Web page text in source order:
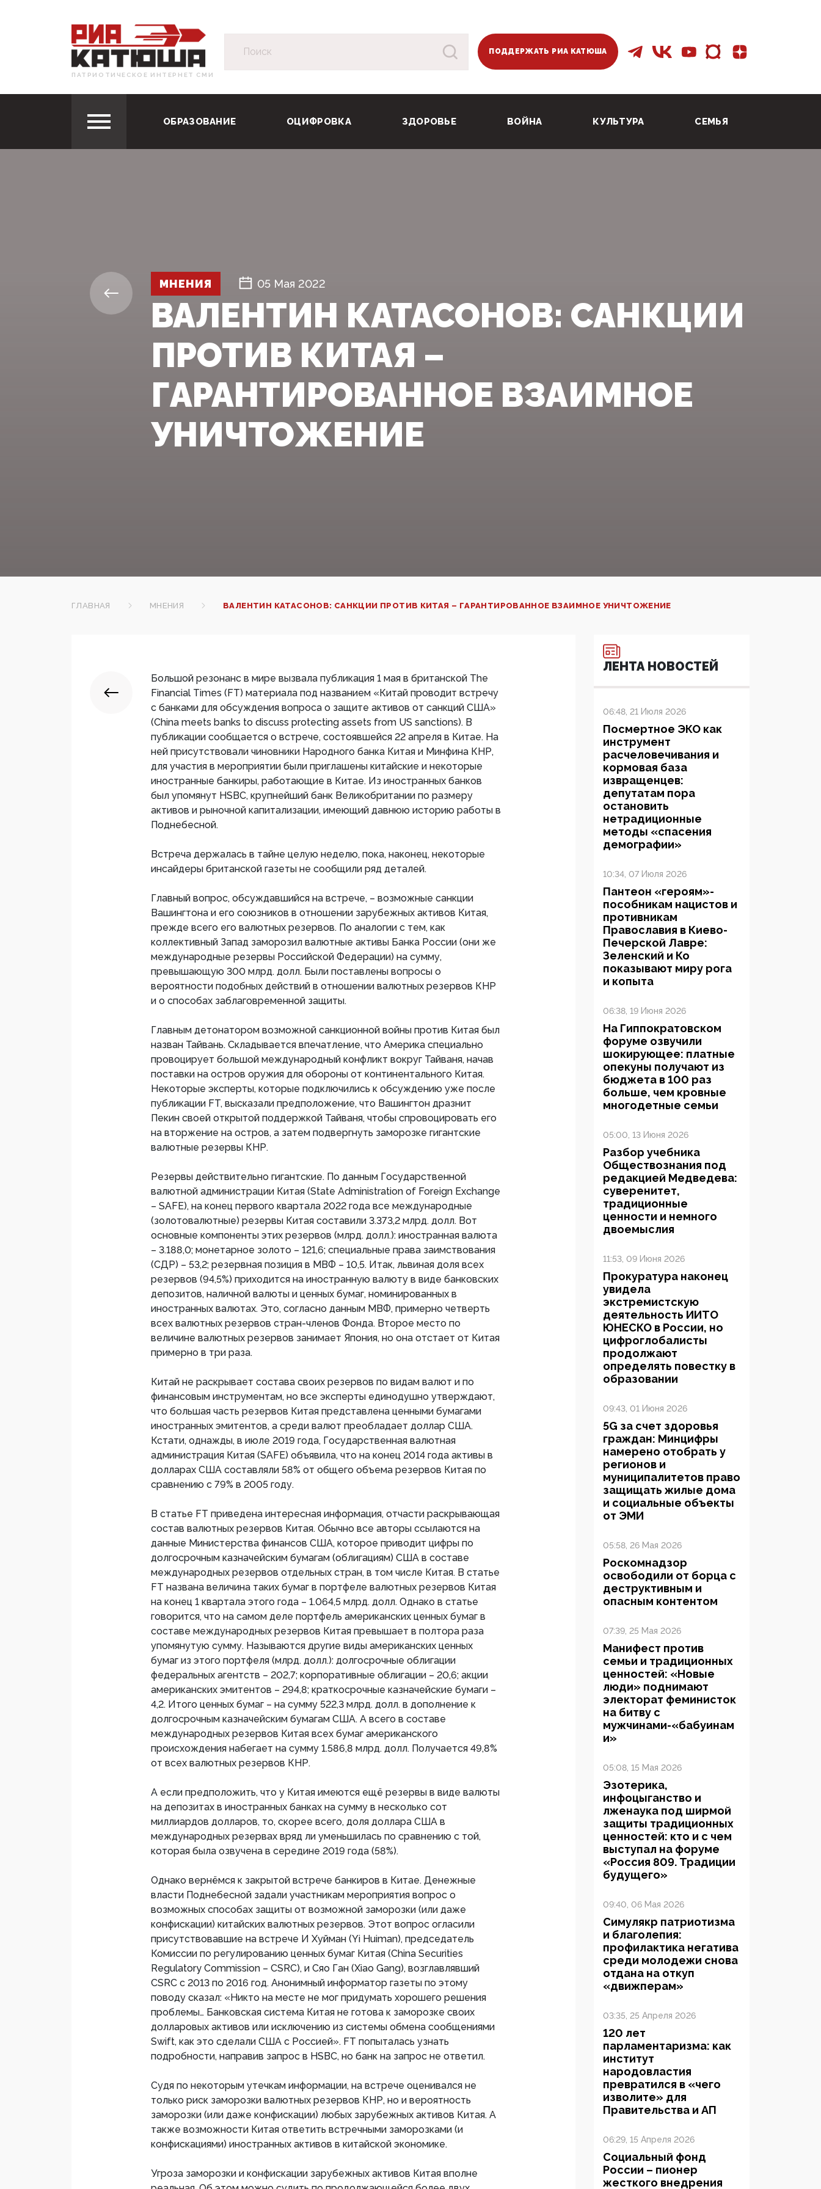
ПАТРИОТИЧЕСКОЕ ИНТЕРНЕТ СМИ
ПОДДЕРЖАТЬ РИА КАТЮША
ОБРАЗОВАНИЕ ОЦИФРОВКА ЗДОРОВЬЕ ВОЙНА КУЛЬТУРА СЕМЬЯ
МНЕНИЯ 05 Мая 2022
ВАЛЕНТИН КАТАСОНОВ: САНКЦИИ
ПРОТИВ КИТАЯ –
ГАРАНТИРОВАННОЕ ВЗАИМНОЕ
УНИЧТОЖЕНИЕ
ГЛАВНАЯ МНЕНИЯ ВАЛЕНТИН КАТАСОНОВ: САНКЦИИ ПРОТИВ КИТАЯ – ГАРАНТИРОВАННОЕ ВЗАИМНОЕ УНИЧТОЖЕНИЕ
Большой резонанс в мире вызвала публикация 1 мая в британской The
Financial Times (FT) материала под названием «Китай проводит встречу
с банками для обсуждения вопроса о защите активов от санкций США»
(China meets banks to discuss protecting assets from US sanctions). В
публикации сообщается о встрече, состоявшейся 22 апреля в Китае. На
ней присутствовали чиновники Народного банка Китая и Минфина КНР,
для участия в мероприятии были приглашены китайские и некоторые
иностранные банкиры, работающие в Китае. Из иностранных банков
был упомянут HSBC, крупнейший банк Великобритании по размеру
активов и рыночной капитализации, имеющий давнюю историю работы в
Поднебесной.
Встреча держалась в тайне целую неделю, пока, наконец, некоторые
инсайдеры британской газеты не сообщили ряд деталей.
Главный вопрос, обсуждавшийся на встрече, – возможные санкции
Вашингтона и его союзников в отношении зарубежных активов Китая,
прежде всего его валютных резервов. По аналогии с тем, как
коллективный Запад заморозил валютные активы Банка России (они же
международные резервы Российской Федерации) на сумму,
превышающую 300 млрд. долл. Были поставлены вопросы о
вероятности подобных действий в отношении валютных резервов КНР
и о способах заблаговременной защиты.
Главным детонатором возможной санкционной войны против Китая был
назван Тайвань. Складывается впечатление, что Америка специально
провоцирует большой международный конфликт вокруг Тайваня, начав
поставки на остров оружия для обороны от континентального Китая.
Некоторые эксперты, которые подключились к обсуждению уже после
публикации FT, высказали предположение, что Вашингтон дразнит
Пекин своей открытой поддержкой Тайваня, чтобы спровоцировать его
на вторжение на остров, а затем подвергнуть заморозке гигантские
валютные резервы КНР.
Резервы действительно гигантские. По данным Государственной
валютной администрации Китая (State Administration of Foreign Exchange
– SAFE), на конец первого квартала 2022 года все международные
(золотовалютные) резервы Китая составили 3.373,2 млрд. долл. Вот
основные компоненты этих резервов (млрд. долл.): иностранная валюта
– 3.188,0; монетарное золото – 121,6; специальные права заимствования
(СДР) – 53,2; резервная позиция в МВФ – 10,5. Итак, львиная доля всех
резервов (94,5%) приходится на иностранную валюту в виде банковских
депозитов, наличной валюты и ценных бумаг, номинированных в
иностранных валютах. Это, согласно данным МВФ, примерно четверть
всех валютных резервов стран-членов Фонда. Второе место по
величине валютных резервов занимает Япония, но она отстает от Китая
примерно в три раза.
Китай не раскрывает состава своих резервов по видам валют и по
финансовым инструментам, но все эксперты единодушно утверждают,
что большая часть резервов Китая представлена ценными бумагами
иностранных эмитентов, а среди валют преобладает доллар США.
Кстати, однажды, в июле 2019 года, Государственная валютная
администрация Китая (SAFE) объявила, что на конец 2014 года активы в
долларах США составляли 58% от общего объема резервов Китая по
сравнению с 79% в 2005 году.
В статье FT приведена интересная информация, отчасти раскрывающая
состав валютных резервов Китая. Обычно все авторы ссылаются на
данные Министерства финансов США, которое приводит цифры по
долгосрочным казначейским бумагам (облигациям) США в составе
международных резервов отдельных стран, в том числе Китая. В статье
FT названа величина таких бумаг в портфеле валютных резервов Китая
на конец 1 квартала этого года – 1.064,5 млрд. долл. Однако в статье
говорится, что на самом деле портфель американских ценных бумаг в
составе международных резервов Китая превышает в полтора раза
упомянутую сумму. Называются другие виды американских ценных
бумаг из этого портфеля (млрд. долл.): долгосрочные облигации
федеральных агентств – 202,7; корпоративные облигации – 20,6; акции
американских эмитентов – 294,8; краткосрочные казначейские бумаги –
4,2. Итого ценных бумаг – на сумму 522,3 млрд. долл. в дополнение к
долгосрочным казначейским бумагам США. А всего в составе
международных резервов Китая всех бумаг американского
происхождения набегает на сумму 1.586,8 млрд. долл. Получается 49,8%
от всех валютных резервов КНР.
А если предположить, что у Китая имеются ещё резервы в виде валюты
на депозитах в иностранных банках на сумму в несколько сот
миллиардов долларов, то, скорее всего, доля доллара США в
международных резервах вряд ли уменьшилась по сравнению с той,
которая была озвучена в середине 2019 года (58%).
Однако вернёмся к закрытой встрече банкиров в Китае. Денежные
власти Поднебесной задали участникам мероприятия вопрос о
возможных способах защиты от возможной заморозки (или даже
конфискации) китайских валютных резервов. Этот вопрос огласили
присутствовавшие на встрече И Хуйман (Yi Huiman), председатель
Комиссии по регулированию ценных бумаг Китая (China Securities
Regulatory Commission – CSRC), и Сяо Ган (Xiao Gang), возглавлявший
CSRC с 2013 по 2016 год. Анонимный информатор газеты по этому
поводу сказал: «Никто на месте не мог придумать хорошего решения
проблемы… Банковская система Китая не готова к заморозке своих
долларовых активов или исключению из системы обмена сообщениями
Swift, как это сделали США с Россией». FT попыталась узнать
подробности, направив запрос в HSBC, но банк на запрос не ответил.
Судя по некоторым утечкам информации, на встрече оценивался не
только риск заморозки валютных резервов КНР, но и вероятность
заморозки (или даже конфискации) любых зарубежных активов Китая. А
также возможности Китая ответить встречными заморозками (и
конфискациями) иностранных активов в китайской экономике.
Угроза заморозки и конфискации зарубежных активов Китая вполне
ЛЕНТА НОВОСТЕЙ
06:48, 21 Июля 2026
Посмертное ЭКО как
инструмент
расчеловечивания и
кормовая база
извращенцев:
депутатам пора
остановить
нетрадиционные
методы «спасения
демографии»
10:34, 07 Июля 2026
Пантеон «героям»-
пособникам нацистов и
противникам
Православия в Киево-
Печерской Лавре:
Зеленский и Ко
показывают миру рога
и копыта
06:38, 19 Июня 2026
На Гиппократовском
форуме озвучили
шокирующее: платные
опекуны получают из
бюджета в 100 раз
больше, чем кровные
многодетные семьи
05:00, 13 Июня 2026
Разбор учебника
Обществознания под
редакцией Медведева:
суверенитет,
традиционные
ценности и немного
двоемыслия
11:53, 09 Июня 2026
Прокуратура наконец
увидела
экстремистскую
деятельность ИИТО
ЮНЕСКО в России, но
цифроглобалисты
продолжают
определять повестку в
образовании
09:43, 01 Июня 2026
5G за счет здоровья
граждан: Минцифры
намерено отобрать у
регионов и
муниципалитетов право
защищать жилые дома
и социальные объекты
от ЭМИ
05:58, 26 Мая 2026
Роскомнадзор
освободили от борца с
деструктивным и
опасным контентом
07:39, 25 Мая 2026
Манифест против
семьи и традиционных
ценностей: «Новые
люди» поднимают
электорат феминисток
на битву с
мужчинами-«бабуинам
и»
05:08, 15 Мая 2026
Эзотерика,
инфоцыганство и
лженаука под ширмой
защиты традиционных
ценностей: кто и с чем
выступал на форуме
«Россия 809. Традиции
будущего»
09:40, 06 Мая 2026
Симулякр патриотизма
и благолепия:
профилактика негатива
среди молодежи снова
отдана на откуп
«движперам»
03:35, 25 Апреля 2026
120 лет
парламентаризма: как
институт
народовластия
превратился в «чего
изволите» для
Правительства и АП
06:29, 15 Апреля 2026
Социальный фонд
России – пионер
жесткого внедрения